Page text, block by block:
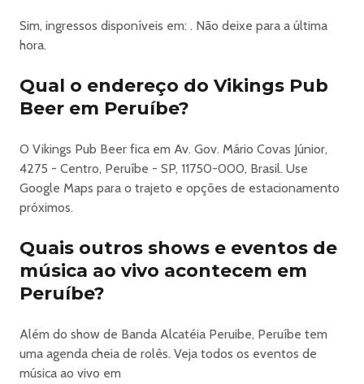
━━━━━━━━━━━━━━━
🍷 Vinhos
🍯 Hidromel
🍔 Lanches rústicos
🍟 Porções Viking
🔥 Experiências épicas
🌊 Av. Gov. Mário Covas Jr, 4275 – Peruíbe/SP
📲 Reservas:
13 99173-6870
⚔️ Julho será lendário em Valhalla… e quem viver, nunca
esquecerá.
Sim, ingressos disponíveis em: . Não deixe para a última
hora.
Qual o endereço do Vikings Pub
Beer em Peruíbe?
O Vikings Pub Beer fica em Av. Gov. Mário Covas Júnior,
4275 - Centro, Peruíbe - SP, 11750-000, Brasil. Use
Google Maps para o trajeto e opções de estacionamento
próximos.
Quais outros shows e eventos de
música ao vivo acontecem em
Peruíbe?
Além do show de Banda Alcatéia Peruibe, Peruíbe tem
uma agenda cheia de rolês. Veja todos os eventos de
música ao vivo em